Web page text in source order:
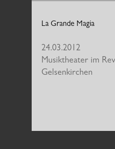
La Grande Magia
24.03.2012
Musiktheater im
Gelsenkirchen